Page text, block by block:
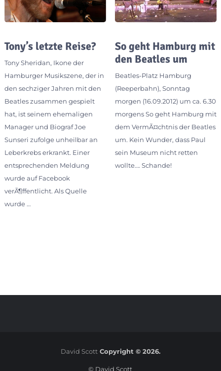
Tony’s letzte Reise?
Tony Sheridan, Ikone der
Hamburger Musikszene, der in
den sechziger Jahren mit den
Beatles zusammen gespielt
hat, ist seinem ehemaligen
Manager und Biograf Joe
Sunseri zufolge unheilbar an
Leberkrebs erkrankt. Einer
entsprechenden Meldung
wurde auf Facebook
verÃ¶ffentlicht. Als Quelle
wurde …
So geht Hamburg mit
den Beatles um
Beatles-Platz Hamburg
(Reeperbahn), Sonntag
morgen (16.09.2012) um ca. 6.30
morgens So geht Hamburg mit
dem VermÃ¤chtnis der Beatles
um. Kein Wunder, dass Paul
sein Museum nicht retten
wollte…. Schande!
David ScottCopyright © 2026.
© David Scott